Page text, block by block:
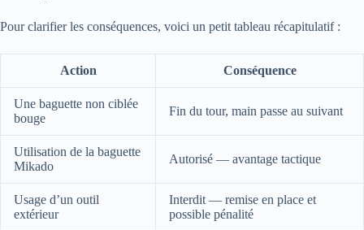
Pour clarifier les conséquences, voici un petit tableau récapitulatif :
Action Conséquence
Une baguette non ciblée
bouge
Fin du tour, main passe au suivant
Utilisation de la baguette
Mikado
Autorisé — avantage tactique
Usage d’un outil
extérieur
Interdit — remise en place et
possible pénalité